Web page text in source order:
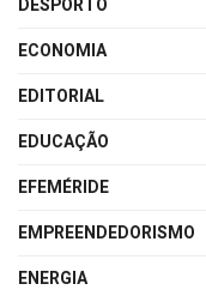
DESPORTO
ECONOMIA
EDITORIAL
EDUCAÇÃO
EFEMÉRIDE
EMPREENDEDORISMO
ENERGIA